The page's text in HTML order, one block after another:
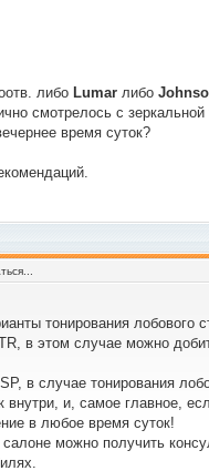
либо Lumar либо
смотрелось с
время суток?
тонирования лобового
в этом случае можно
в случае тонирования
внутри, и, самое главное,
в любое время суток!
можно получить